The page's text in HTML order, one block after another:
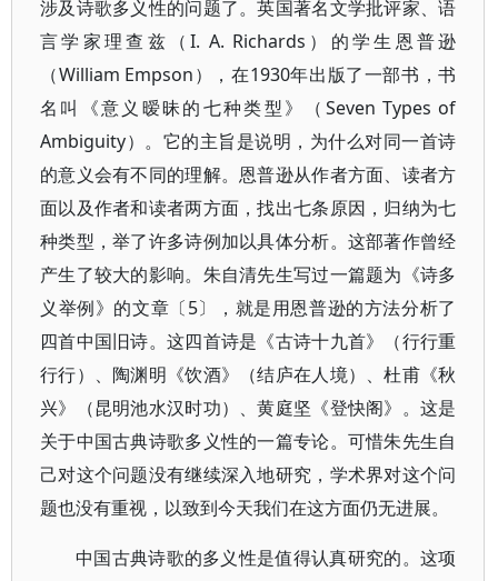
涉及诗歌多义性的问题了。英国著名文学批评家、语
言学家理查兹（I. A. Richards）的学生恩普逊
（William Empson），在1930年出版了一部书，书
名叫《意义暧昧的七种类型》（Seven Types of
Ambiguity）。它的主旨是说明，为什么对同一首诗
的意义会有不同的理解。恩普逊从作者方面、读者方
面以及作者和读者两方面，找出七条原因，归纳为七
种类型，举了许多诗例加以具体分析。这部著作曾经
产生了较大的影响。朱自清先生写过一篇题为《诗多
义举例》的文章〔5〕，就是用恩普逊的方法分析了
四首中国旧诗。这四首诗是《古诗十九首》（行行重
行行）、陶渊明《饮酒》（结庐在人境）、杜甫《秋
兴》（昆明池水汉时功）、黄庭坚《登快阁》。这是
关于中国古典诗歌多义性的一篇专论。可惜朱先生自
己对这个问题没有继续深入地研究，学术界对这个问
题也没有重视，以致到今天我们在这方面仍无进展。
中国古典诗歌的多义性是值得认真研究的。这项